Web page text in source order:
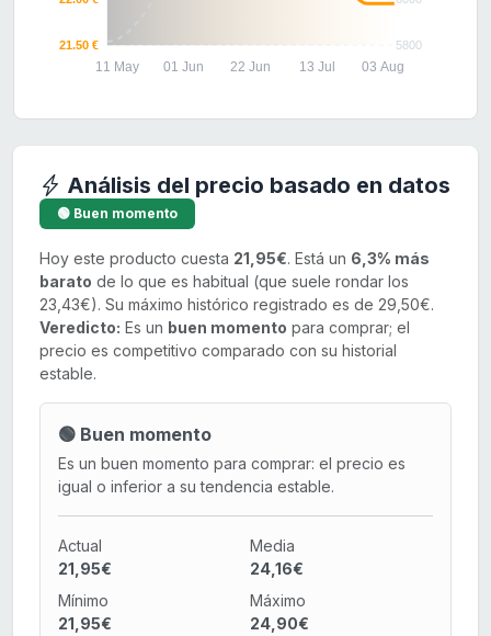
5800
21.50 €
11 May 01 Jun 22 Jun 13 Jul 03 Aug
Análisis del precio basado en datos
🟢 Buen momento
Hoy este producto cuesta 21,95€. Está un 6,3% más
barato de lo que es habitual (que suele rondar los
23,43€). Su máximo histórico registrado es de 29,50€.
Veredicto: Es un buen momento para comprar; el
precio es competitivo comparado con su historial
estable.
🟢 Buen momento
Es un buen momento para comprar: el precio es
igual o inferior a su tendencia estable.
Actual
21,95€
Media
24,16€
Mínimo
21,95€
Máximo
24,90€